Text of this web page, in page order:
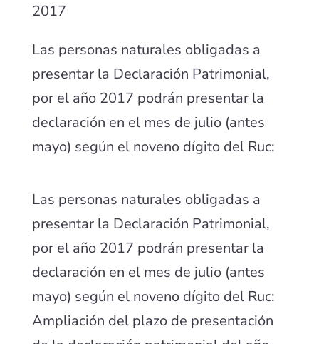
2017
Las personas naturales obligadas a
presentar la Declaración Patrimonial,
por el año 2017 podrán presentar la
declaración en el mes de julio (antes
mayo) según el noveno dígito del Ruc:
Las personas naturales obligadas a
presentar la Declaración Patrimonial,
por el año 2017 podrán presentar la
declaración en el mes de julio (antes
mayo) según el noveno dígito del Ruc:
Ampliación del plazo de presentación